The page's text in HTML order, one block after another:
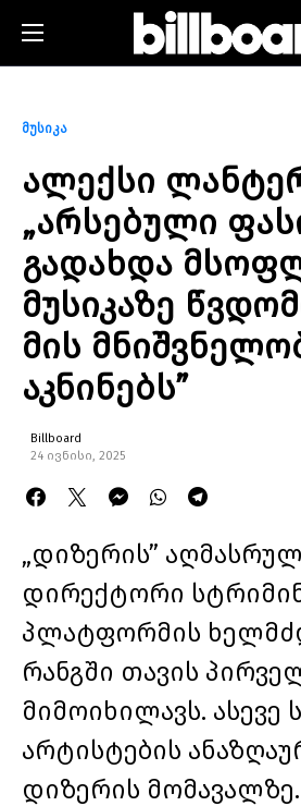
მუსიკა
ალექსი
„არსებული
გადახდა
მუსიკაზე
მის
აკნინებს”
Billboard
24 ივნისი, 2025
„დიზერის”
დირექტორი
პლატფორმის
რანგში თავის
მიმოიხილავს. ასევე
არტისტების
დიზერის მომავალზე.